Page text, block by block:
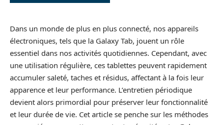
Dans un monde de plus en plus connecté, nos appareils
électroniques, tels que la Galaxy Tab, jouent un rôle
essentiel dans nos activités quotidiennes. Cependant, avec
une utilisation régulière, ces tablettes peuvent rapidement
accumuler saleté, taches et résidus, affectant à la fois leur
apparence et leur performance. L’entretien périodique
devient alors primordial pour préserver leur fonctionnalité
et leur durée de vie. Cet article se penche sur les méthodes